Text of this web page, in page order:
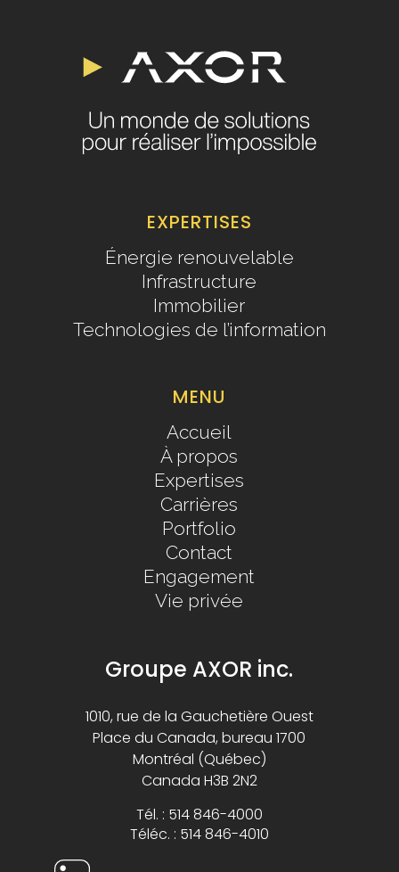
EXPERTISES
Énergie renouvelable
Infrastructure
Immobilier
Technologies de l’information
MENU
Accueil
À propos
Expertises
Carrières
Portfolio
Contact
Engagement
Vie privée
Groupe AXOR inc.
1010, rue de la Gauchetière Ouest
Place du Canada, bureau 1700
Montréal (Québec)
Canada H3B 2N2
Tél. : 514 846-4000
Téléc. : 514 846-4010